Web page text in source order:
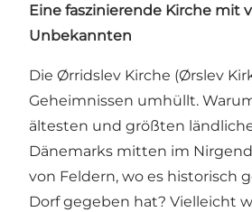
Eine faszinierende Kirche mit
Unbekannten
Die Ørridslev Kirche (Ørslev
Geheimnissen umhüllt.
ältesten und größten
Dänemarks mitten im
von Feldern, wo es historisch
Dorf gegeben hat? Vielleicht